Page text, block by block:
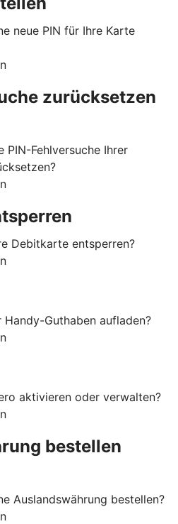
neue PIN für Ihre Karte
zurücksetzen
PIN-Fehlversuche Ihrer
Debitkarte entsperren?
Handy-Guthaben aufladen?
aktivieren oder verwalten?
bestellen
Auslandswährung bestellen?